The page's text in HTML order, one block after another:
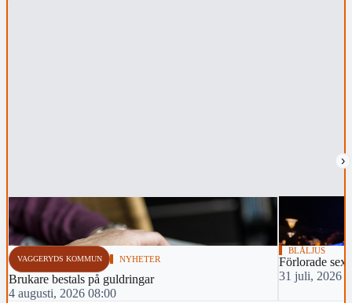
›
VAGGERYDS KOMMUN NYHETER
Brukare bestals på guldringar
4 augusti, 2026 08:00
BLÅLJUS
Förlorade
31 juli, 2026